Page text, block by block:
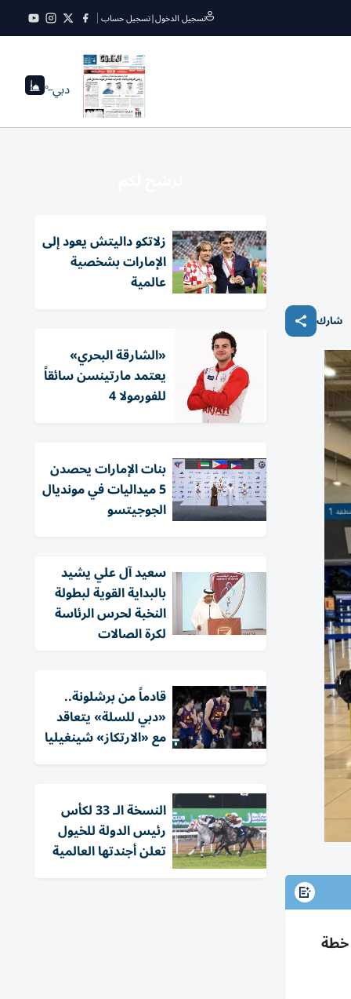
تسجيل الدخول|تسجيل حساب
دبي--°
شارك
خطة
زلاتكو داليتش يعود إلى
الإمارات بشخصية
عالمية
«الشارقة البحري»
يعتمد مارتينسن سائقاً
للفورمولا 4
بنات الإمارات يحصدن
5 ميداليات في مونديال
الجوجيتسو
سعيد آل علي يشيد
بالبداية القوية لبطولة
النخبة لحرس الرئاسة
لكرة الصالات
قادماً من برشلونة..
«دبي للسلة» يتعاقد
مع «الارتكاز» شينغيليا
النسخة الـ 33 لكأس
رئيس الدولة للخيول
تعلن أجندتها العالمية